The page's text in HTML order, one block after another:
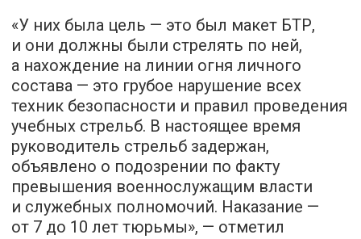
«У них была цель — это был макет БТР,
и они должны были стрелять по ней,
а нахождение на линии огня личного
состава — это грубое нарушение всех
техник безопасности и правил проведения
учебных стрельб. В настоящее время
руководитель стрельб задержан,
объявлено о подозрении по факту
превышения военнослужащим власти
и служебных полномочий. Наказание —
от 7 до 10 лет тюрьмы», — отметил